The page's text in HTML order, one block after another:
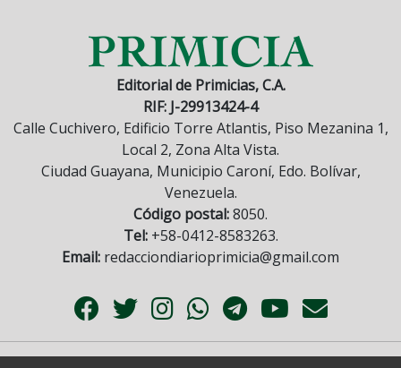
Editorial de Primicias, C.A.
RIF: J-29913424-4
Calle Cuchivero, Edificio Torre Atlantis, Piso Mezanina 1,
Local 2, Zona Alta Vista.
Ciudad Guayana, Municipio Caroní, Edo. Bolívar,
Venezuela.
Código postal:8050.
Tel:+58-0412-8583263.
Email: redacciondiarioprimicia@gmail.com